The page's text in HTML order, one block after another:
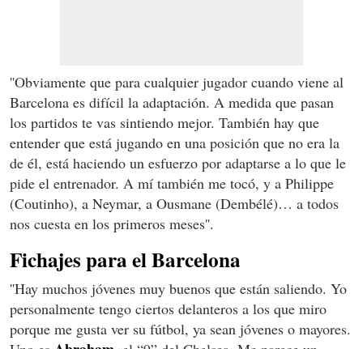
''Obviamente que para cualquier jugador cuando viene al
Barcelona es difícil la adaptación. A medida que pasan
los partidos te vas sintiendo mejor. También hay que
entender que está jugando en una posición que no era la
de él, está haciendo un esfuerzo por adaptarse a lo que le
pide el entrenador. A mí también me tocó, y a Philippe
(Coutinho), a Neymar, a Ousmane (Dembélé)… a todos
nos cuesta en los primeros meses''.
Fichajes para el Barcelona
''Hay muchos jóvenes muy buenos que están saliendo. Yo
personalmente tengo ciertos delanteros a los que miro
porque me gusta ver su fútbol, ya sean jóvenes o mayores.